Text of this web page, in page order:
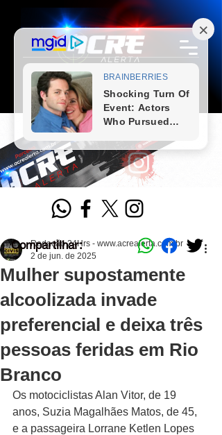
Mulher supostamente
alcoolizada invade
preferencial e deixa três
pessoas feridas em Rio
Branco
Redação 24Hrs - www.acrealerta.com.br
2 de jun. de 2025
Os motociclistas Alan Vitor, de 19
anos, Suzia Magalhães Matos, de 45,
e a passageira Lorrane Ketlen Lopes
Compartilhar: